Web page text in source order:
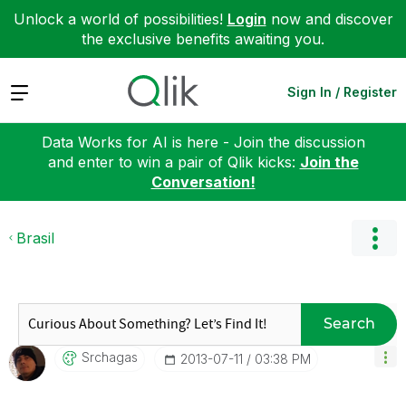
Unlock a world of possibilities! Login now and discover
the exclusive benefits awaiting you.
Expand Sign In / Register
Data Works for AI is here - Join the discussion
and enter to win a pair of Qlik kicks: Join the
Conversation!
Brasil
Search
Srchagas ‎2013-07-11 03:38 PM